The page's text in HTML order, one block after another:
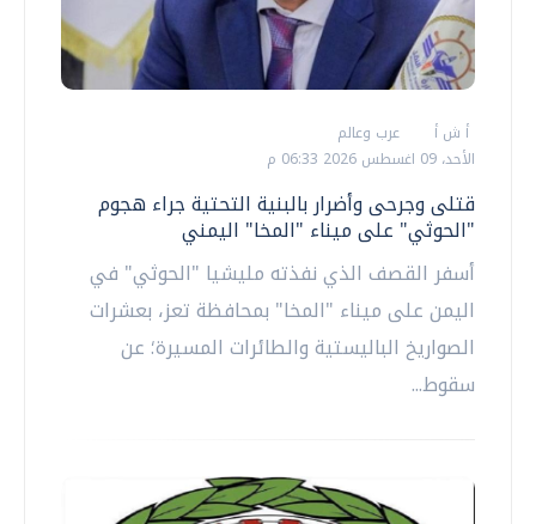
أ ش أ
عرب وعالم
الأحد، 09 اغسطس 2026 06:33 م
قتلى وجرحى وأضرار بالبنية التحتية جراء هجوم
"الحوثي" على ميناء "المخا" اليمني
أسفر القصف الذي نفذته مليشيا "الحوثي" في
اليمن على ميناء "المخا" بمحافظة تعز، بعشرات
الصواريخ الباليستية والطائرات المسيرة؛ عن
سقوط...